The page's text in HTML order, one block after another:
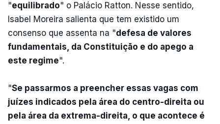
"equilibrado" o Palácio Ratton. Nesse sentido,
Isabel Moreira salienta que tem existido um
consenso que assenta na "defesa de valores
fundamentais, da Constituição e do apego a
este regime".
"Se passarmos a preencher essas vagas com
juízes indicados pela área do centro-direita ou
pela área da extrema-direita, o que acontece é